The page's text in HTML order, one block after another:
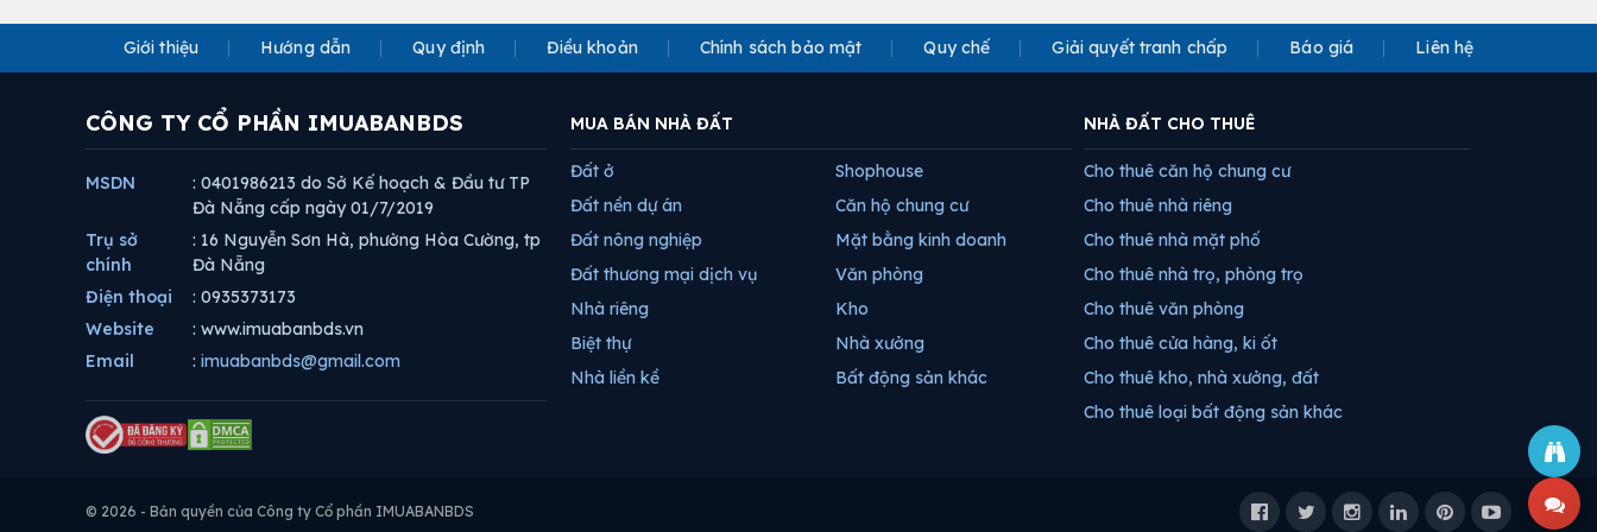
Giới thiệu Hướng dẫn Quy định Điều khoản Chính sách bảo mật Quy chế Giải quyết tranh chấp Báo giá Liên hệ
CÔNG TY CỔ PHẦN IMUABANBDS
MSDN
: 0401986213 do Sở Kế hoạch & Đầu tư TP
Đà Nẵng cấp ngày 01/7/2019
Trụ sở
chính
: 16 Nguyễn Sơn Hà, phường Hòa Cường, tp
Đà Nẵng
Điện thoại
: 0935373173
Website
: www.imuabanbds.vn
Email
: imuabanbds@gmail.com
MUA BÁN NHÀ ĐẤT
Đất ở
Đất nền dự án
Đất nông nghiệp
Đất thương mại dịch vụ
Nhà riêng
Biệt thự
Nhà liền kề
Shophouse
Căn hộ chung cư
Mặt bằng kinh doanh
Văn phòng
Kho
Nhà xưởng
Bất động sản khác
NHÀ ĐẤT CHO THUÊ
Cho thuê căn hộ chung cư
Cho thuê nhà riêng
Cho thuê nhà mặt phố
Cho thuê nhà trọ, phòng trọ
Cho thuê văn phòng
Cho thuê cửa hàng, ki ốt
Cho thuê kho, nhà xưởng, đất
Cho thuê loại bất động sản khác
© 2026 - Bản quyền của Công ty Cổ phần IMUABANBDS